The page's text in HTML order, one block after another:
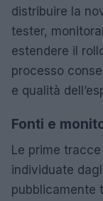
distribuire la
tester,
estendere il
processo
e qualità
Fonti e
Le prime
individuate
pubblicamente